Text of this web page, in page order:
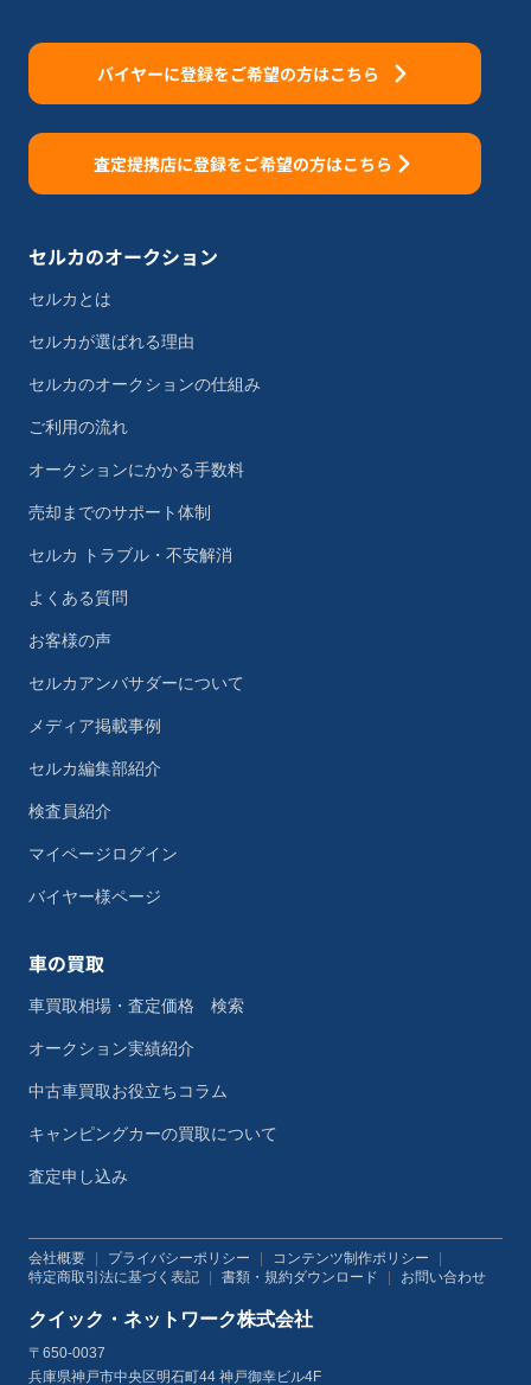
バイヤーに登録をご希望の方はこちら
査定提携店に登録をご希望の方はこちら
セルカのオークション
セルカとは
セルカが選ばれる理由
セルカのオークションの仕組み
ご利用の流れ
オークションにかかる手数料
売却までのサポート体制
セルカ トラブル・不安解消
よくある質問
お客様の声
セルカアンバサダーについて
メディア掲載事例
セルカ編集部紹介
検査員紹介
マイページログイン
バイヤー様ページ
車の買取
車買取相場・査定価格 検索
オークション実績紹介
中古車買取お役立ちコラム
キャンピングカーの買取について
査定申し込み
会社概要 プライバシーポリシー コンテンツ制作ポリシー
特定商取引法に基づく表記
書類・規約ダウンロード お問い合わせ
クイック・ネットワーク株式会社
〒650-0037
兵庫県神戸市中央区明石町44 神戸御幸ビル4F